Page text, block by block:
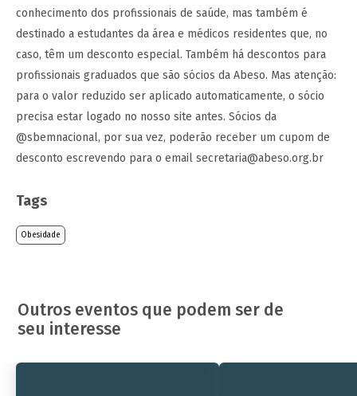
conhecimento dos profissionais de saúde, mas também é
destinado a estudantes da área e médicos residentes que, no
caso, têm um desconto especial. Também há descontos para
profissionais graduados que são sócios da Abeso. Mas atenção:
para o valor reduzido ser aplicado automaticamente, o sócio
precisa estar logado no nosso site antes. Sócios da
@sbemnacional, por sua vez, poderão receber um cupom de
desconto escrevendo para o email secretaria@abeso.org.br
Tags
Obesidade
Outros eventos que podem ser de
seu interesse